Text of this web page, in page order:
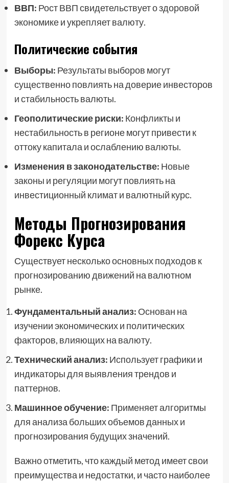
ВВП: Рост ВВП свидетельствует о здоровой
экономике и укрепляет валюту.
Политические события
Выборы: Результаты выборов могут
существенно повлиять на доверие инвесторов
и стабильность валюты.
Геополитические риски: Конфликты и
нестабильность в регионе могут привести к
оттоку капитала и ослаблению валюты.
Изменения в законодательстве: Новые
законы и регуляции могут повлиять на
инвестиционный климат и валютный курс.
Методы Прогнозирования
Форекс Курса
Существует несколько основных подходов к
прогнозированию движений на валютном
рынке.
Фундаментальный анализ: Основан на
изучении экономических и политических
факторов, влияющих на валюту.
Технический анализ: Использует графики и
индикаторы для выявления трендов и
паттернов.
Машинное обучение: Применяет алгоритмы
для анализа больших объемов данных и
прогнозирования будущих значений.
Важно отметить, что каждый метод имеет свои
преимущества и недостатки, и часто наиболее